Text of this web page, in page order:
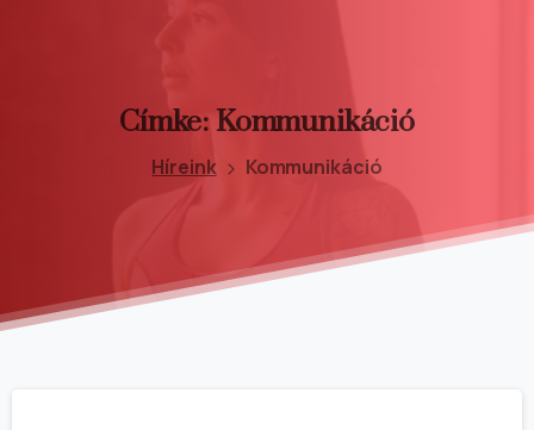
Címke: Kommunikáció
Híreink Kommunikáció